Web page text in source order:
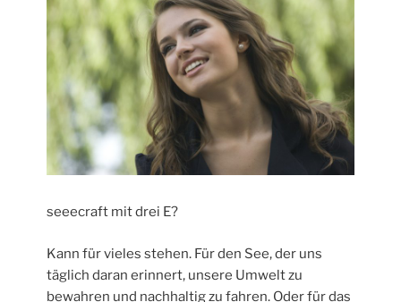
seeecraft mit drei E?
Kann für vieles stehen. Für den See, der uns
täglich daran erinnert, unsere Umwelt zu
bewahren und nachhaltig zu fahren. Oder für das